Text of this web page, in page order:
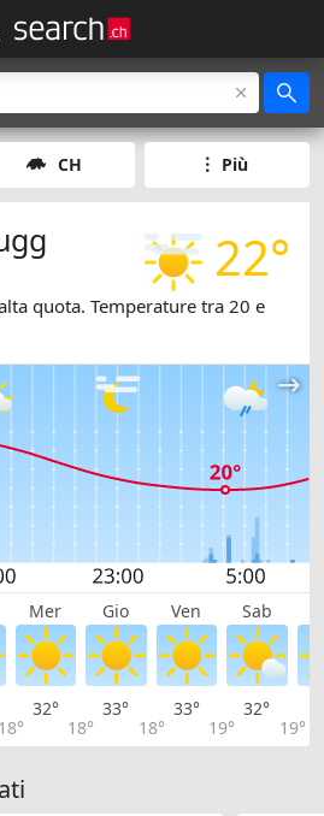
CH Più
22°
quota. Temperature tra 20 e
Mer Gio Ven Sab
18°
32°
18°
33°
18°
33°
19°
32°
19°